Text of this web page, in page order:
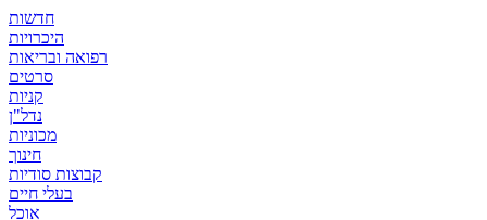
חדשות
היכרויות
רפואה ובריאות
סרטים
קניות
נדל"ן
מכוניות
חינוך
קבוצות סודיות
בעלי חיים
אוכל